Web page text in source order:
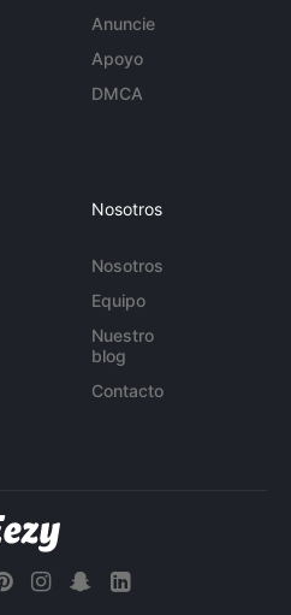
Anuncie
Apoyo
DMCA
Nosotros
Nosotros
Equipo
Nuestro
blog
Contacto